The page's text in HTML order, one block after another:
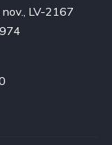
nov., LV-2167